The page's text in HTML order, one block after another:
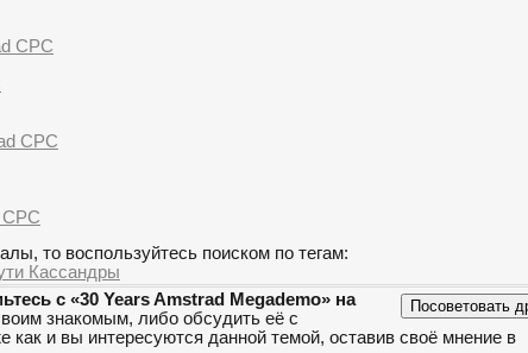
CPC
CPC
то воспользуйтесь поиском по тегам:
Кассандры
с «30 Years Amstrad Megademo» на
знакомым, либо обсудить её с
как и вы интересуются данной темой, оставив своё мнение в